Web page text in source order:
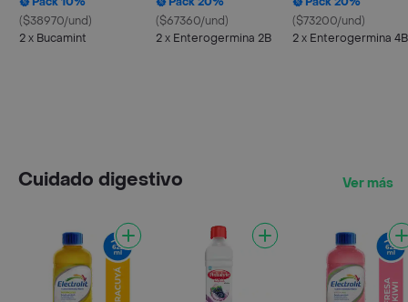
($38970/und)
2 x Bucamint
($67360/und)
2 x Enterogermina 2B
($73200/und)
2 x Enterogermina 4B
Cuidado digestivo Ver más